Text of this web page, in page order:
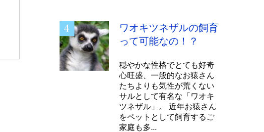
ワオキツネザルの飼育
って可能なの！？
穏やかな性格でとても好奇
心旺盛、一般的なお猿さん
たちよりも気性が荒くない
サルとして有名な「ワオキ
ツネザル」。 近年お猿さん
をペットとして飼育するご
家庭も多...